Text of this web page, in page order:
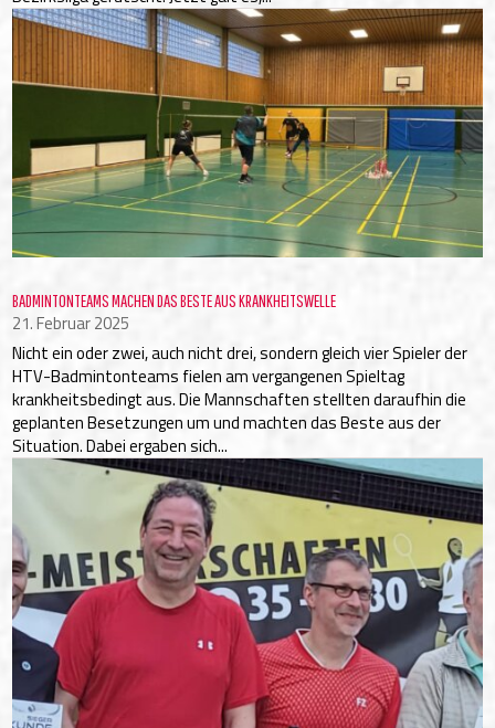
BADMINTONTEAMS MACHEN DAS BESTE AUS KRANKHEITSWELLE
21. Februar 2025
Nicht ein oder zwei, auch nicht drei, sondern gleich vier Spieler der
HTV-Badmintonteams fielen am vergangenen Spieltag
krankheitsbedingt aus. Die Mannschaften stellten daraufhin die
geplanten Besetzungen um und machten das Beste aus der
Situation. Dabei ergaben sich...